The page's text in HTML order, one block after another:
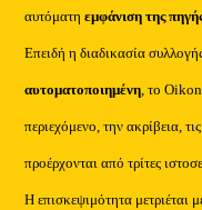
αυτόματηεμφάνιση της
Επειδή η διαδικασία
αυτοματοποιημένη, το
περιεχόμενο, την ακρίβεια,
προέρχονται από τρίτες
Η επισκεψιμότητα μετριέται